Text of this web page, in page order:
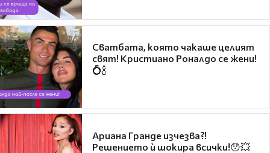
Сватбата, която чакаше целият
свят! Кристиано Роналдо се жени!
💍🍾
Ариана Гранде изчезва?!
Решението ѝ шокира всички!😯💥